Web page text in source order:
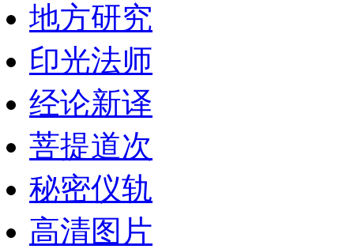
地方研究
印光法师
经论新译
菩提道次
秘密仪轨
高清图片